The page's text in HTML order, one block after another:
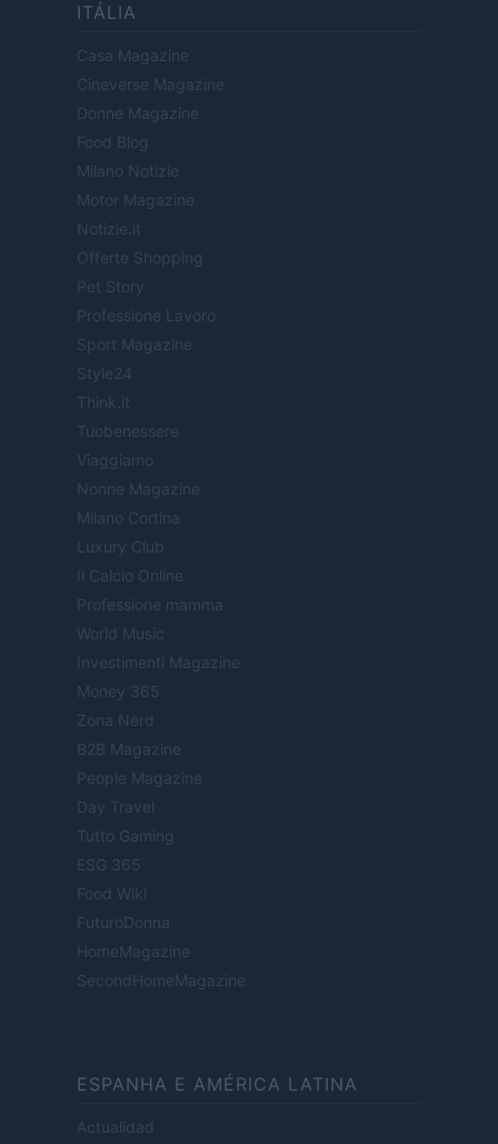
ITÁLIA
Casa Magazine
Cineverse Magazine
Donne Magazine
Food Blog
Milano Notizie
Motor Magazine
Notizie.it
Offerte Shopping
Pet Story
Professione Lavoro
Sport Magazine
Style24
Think.it
Tuobenessere
Viaggiamo
Nonne Magazine
Milano Cortina
Luxury Club
Il Calcio Online
Professione mamma
World Music
Investimenti Magazine
Money 365
Zona Nerd
B2B Magazine
People Magazine
Day Travel
Tutto Gaming
ESG 365
Food Wiki
FuturoDonna
HomeMagazine
SecondHomeMagazine
ESPANHA E AMÉRICA LATINA
Actualidad